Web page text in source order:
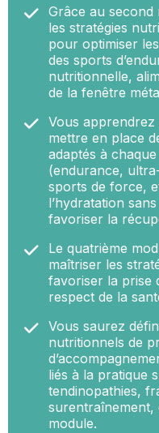
Grâce au
les stratégies
pour optimiser
des sports
nutritionnelle,
de la fenêtre
Vous apprendrez
mettre en place
adaptés à
(endurance,
sports de force,
l’hydratation
favoriser la
Le quatrième
maîtriser les
favoriser la prise
respect de la
Vous saurez
nutritionnels de
liés à la pratique
tendinopathies,
surentraînement,
module.